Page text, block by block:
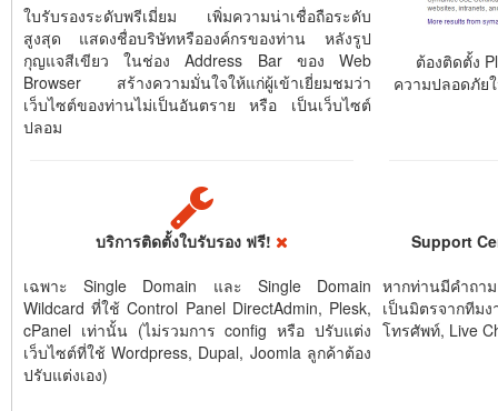
ใบรับรองระดับพรีเมี่ยม เพิ่มความน่าเชื่อถือระดับ
สูงสุด แสดงชื่อบริษัทหรือองค์กรของท่าน หลังรูป
กุญแจสีเขียว ในช่อง Address Bar ของ Web
Browser สร้างความมั่นใจให้แก่ผู้เข้าเยี่ยมชมว่า
เว็บไซต์ของท่านไม่เป็นอันตราย หรือ เป็นเว็บไซต์
ปลอม
ต้องติดตั้ง
ความปลอดภัย
บริการติดตั้งใบรับรอง ฟรี!
เฉพาะ Single Domain และ Single Domain
Wildcard ที่ใช้ Control Panel DirectAdmin, Plesk,
cPanel เท่านั้น (ไม่รวมการ config หรือ ปรับแต่ง
เว็บไซต์ที่ใช้ Wordpress, Dupal, Joomla ลูกค้าต้อง
ปรับแต่งเอง)
Support
หากท่านมีคำถา
เป็นมิตรจากทีม
โทรศัพท์, Live